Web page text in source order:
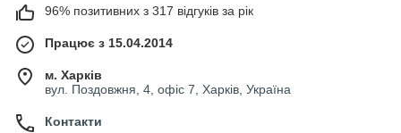
96% позитивних з 317 відгуків за рік
Працює з 15.04.2014
м. Харків
вул. Поздовжня, 4, офіс 7, Харків, Україна
Контакти